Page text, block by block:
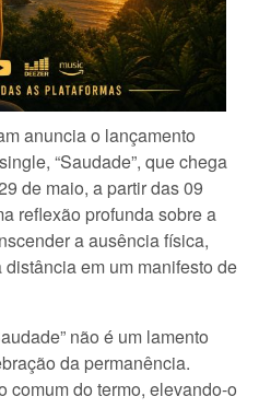
anuncia o lançamento
“Saudade”, que chega
de maio, a partir das 09
reflexão profunda sobre a
a ausência física,
em um manifesto de
não é um lamento
da permanência.
comum do termo, elevando-o